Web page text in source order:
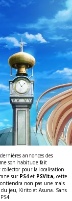
annonces des
son habitude fait
pour la localisation
sur PS4 et PSVita, cette
non pas une mais
du jeu, Kirito et Asuna. Sans